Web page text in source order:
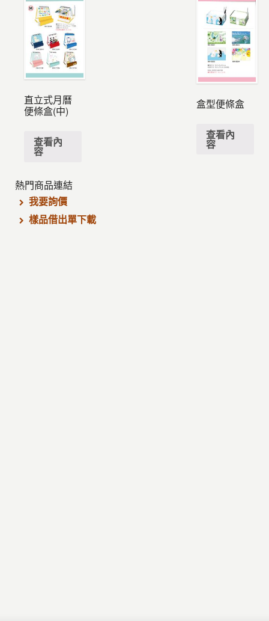
直立式月曆
便條盒(中)
查看內
容
盒型便條盒
查看內
容
熱門商品連結
我要詢價
樣品借出單下載